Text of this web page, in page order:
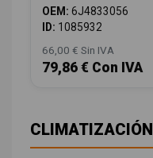
OEM: 6J4833056
ID: 1085932
66,00 € Sin IVA
79,86 € Con IVA
CLIMATIZACIÓN